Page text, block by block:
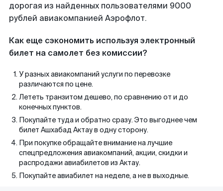
дорогая из найденных пользователями 9000
рублей авиакомпанией Аэрофлот.
Как еще сэкономить используя электронный
билет на самолет без комиссии?
У разных авиакомпаний услуги по перевозке
различаются по цене.
Лететь транзитом дешево, по сравнению от и до
конечных пунктов.
Покупайте туда и обратно сразу. Это выгоднее чем
билет Ашхабад Актау в одну сторону.
При покупке обращайте внимание на лучшие
спецпредложения авиакомпаний, акции, скидки и
распродажи авиабилетов из Актау.
Покупайте авиабилет на неделе, а не в выходные.